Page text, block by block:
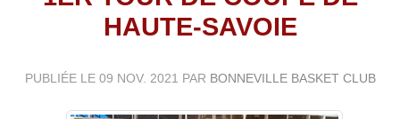
HAUTE-SAVOIE
PUBLIÉE LE 09 NOV. 2021 PAR BONNEVILLE BASKET CLUB